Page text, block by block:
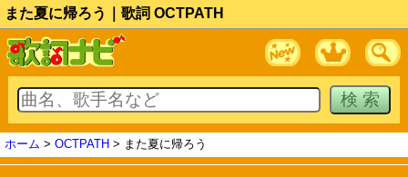
また夏に帰ろう｜歌詞 OCTPATH
ホーム > OCTPATH > また夏に帰ろう